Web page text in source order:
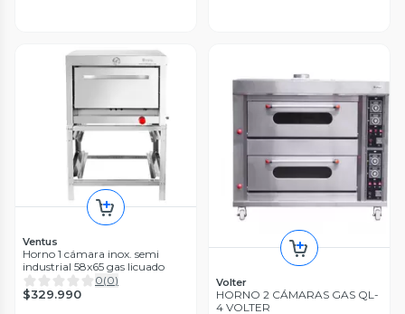
Ventus
Horno 1 cámara inox. semi
industrial 58x65 gas licuado
0(0)
$329.990
Volter
HORNO 2 CÁMARAS GAS QL-
4 VOLTER